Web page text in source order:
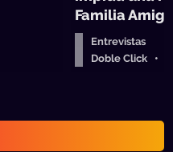
Familia
Entrevistas
Doble Click •